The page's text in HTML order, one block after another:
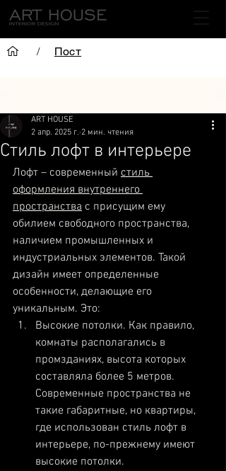
/ Пост
Стиль лофт в интерьере
ART HOUSE
2 апр. 2025 г. 2 мин. чтения
Лофт – современный стиль
оформления внутреннего
пространства с присущим ему
обилием свободного пространства,
наличием промышленных и
индустриальных элементов. Такой
дизайн имеет определенные
особенности, делающие его
уникальным. Это:
Высокие потолки. Как правило,
комнаты располагались в
промзданиях, высота которых
составляла более 5 метров.
Современные пространства не
такие габаритные, но квартиры,
где использован стиль лофт в
интерьере, по-прежнему имеют
высокие потолки.